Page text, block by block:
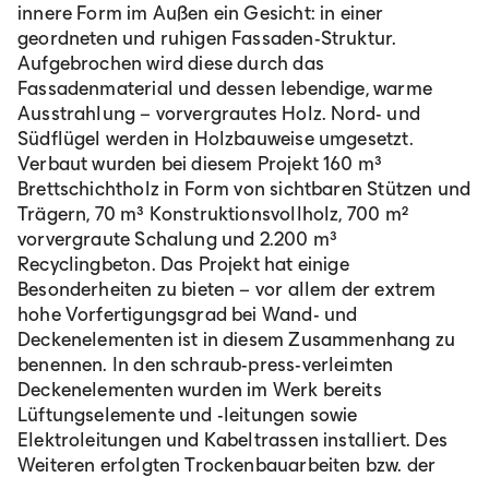
innere Form im Außen ein Gesicht: in einer
geordneten und ruhigen Fassaden-Struktur.
Aufgebrochen wird diese durch das
Fassadenmaterial und dessen lebendige, warme
Ausstrahlung – vorvergrautes Holz. Nord- und
Südflügel werden in Holzbauweise umgesetzt.
Verbaut wurden bei diesem Projekt 160 m³
Brettschichtholz in Form von sichtbaren Stützen und
Trägern, 70 m³ Konstruktionsvollholz, 700 m²
vorvergraute Schalung und 2.200 m³
Recyclingbeton. Das Projekt hat einige
Besonderheiten zu bieten – vor allem der extrem
hohe Vorfertigungsgrad bei Wand- und
Deckenelementen ist in diesem Zusammenhang zu
benennen. In den schraub-press-verleimten
Deckenelementen wurden im Werk bereits
Lüftungselemente und -leitungen sowie
Elektroleitungen und Kabeltrassen installiert. Des
Weiteren erfolgten Trockenbauarbeiten bzw. der